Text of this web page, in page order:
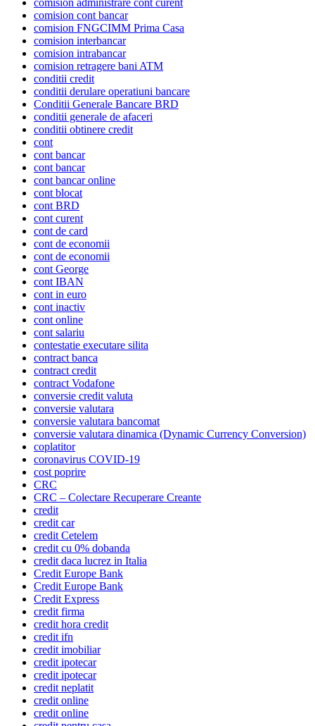
comision administrare cont curent
comision cont bancar
comision FNGCIMM Prima Casa
comision interbancar
comision intrabancar
comision retragere bani ATM
conditii credit
conditii derulare operatiuni bancare
Conditii Generale Bancare BRD
conditii generale de afaceri
conditii obtinere credit
cont
cont bancar
cont bancar
cont bancar online
cont blocat
cont BRD
cont curent
cont de card
cont de economii
cont de economii
cont George
cont IBAN
cont in euro
cont inactiv
cont online
cont salariu
contestatie executare silita
contract banca
contract credit
contract Vodafone
conversie credit valuta
conversie valutara
conversie valutara bancomat
conversie valutara dinamica (Dynamic Currency Conversion)
coplatitor
coronavirus COVID-19
cost poprire
CRC
CRC – Colectare Recuperare Creante
credit
credit car
credit Cetelem
credit cu 0% dobanda
credit daca lucrez in Italia
Credit Europe Bank
Credit Europe Bank
Credit Express
credit firma
credit hora credit
credit ifn
credit imobiliar
credit ipotecar
credit ipotecar
credit neplatit
credit online
credit online